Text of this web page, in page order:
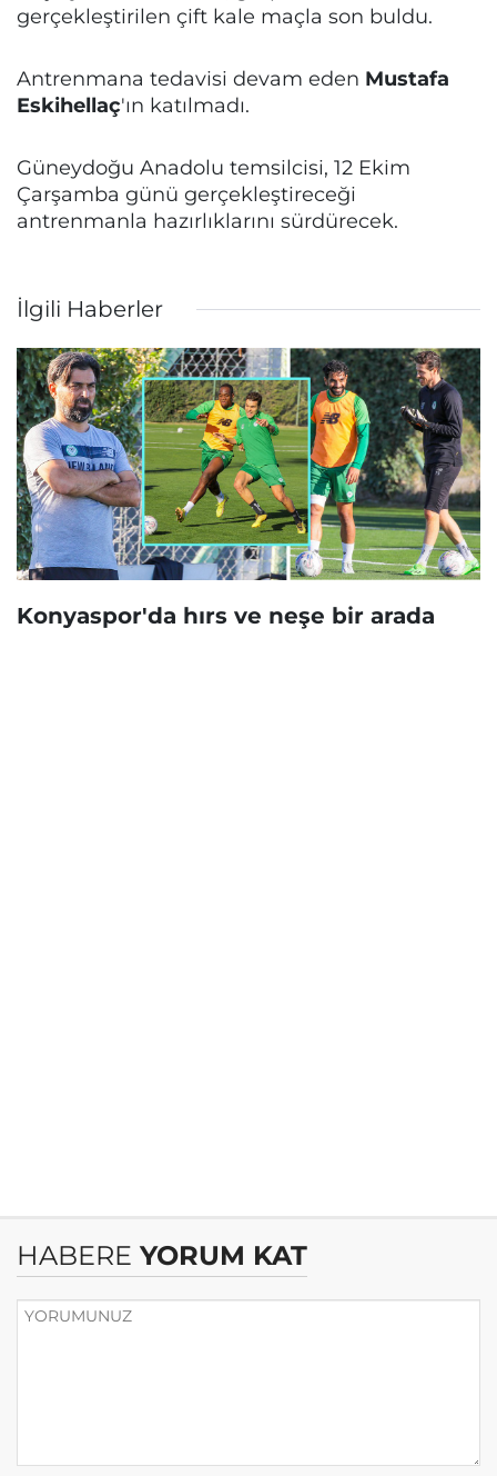
gerçekleştirilen çift kale maçla son buldu.
Antrenmana tedavisi devam eden Mustafa
Eskihellaç'ın katılmadı.
Güneydoğu Anadolu temsilcisi, 12 Ekim
Çarşamba günü gerçekleştireceği
antrenmanla hazırlıklarını sürdürecek.
İlgili Haberler
Konyaspor'da hırs ve neşe bir arada
HABERE YORUM KAT